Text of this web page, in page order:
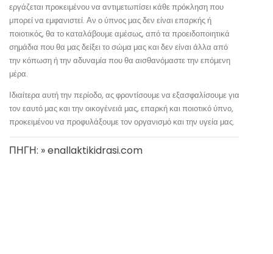
εργάζεται προκειμένου να αντιμετωπίσει κάθε πρόκληση που
μπορεί να εμφανιστεί. Αν ο ύπνος μας δεν είναι επαρκής ή
ποιοτικός, θα το καταλάβουμε αμέσως, από τα προειδοποιητικά
σημάδια που θα μας δείξει το σώμα μας και δεν είναι άλλα από
την κόπωση ή την αδυναμία που θα αισθανόμαστε την επόμενη
μέρα.
Ιδιαίτερα αυτή την περίοδο, ας φροντίσουμε να εξασφαλίσουμε για
τον εαυτό μας και την οικογένειά μας, επαρκή και ποιοτικό ύπνο,
προκειμένου να προφυλάξουμε τον οργανισμό και την υγεία μας.
ΠΗΓΗ: » enallaktikidrasi.com